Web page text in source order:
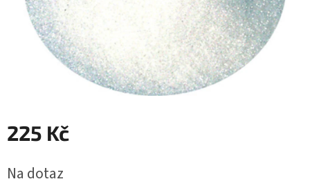
225 Kč
cena:
Na dotaz